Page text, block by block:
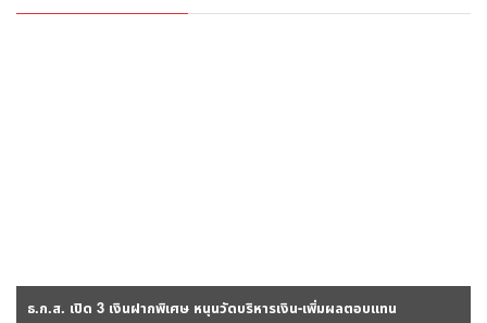
ธ.ก.ส. เปิด 3 เงินฝากพิเศษ หนุนวัดบริหารเงิน-เพิ่มผลตอบแทน